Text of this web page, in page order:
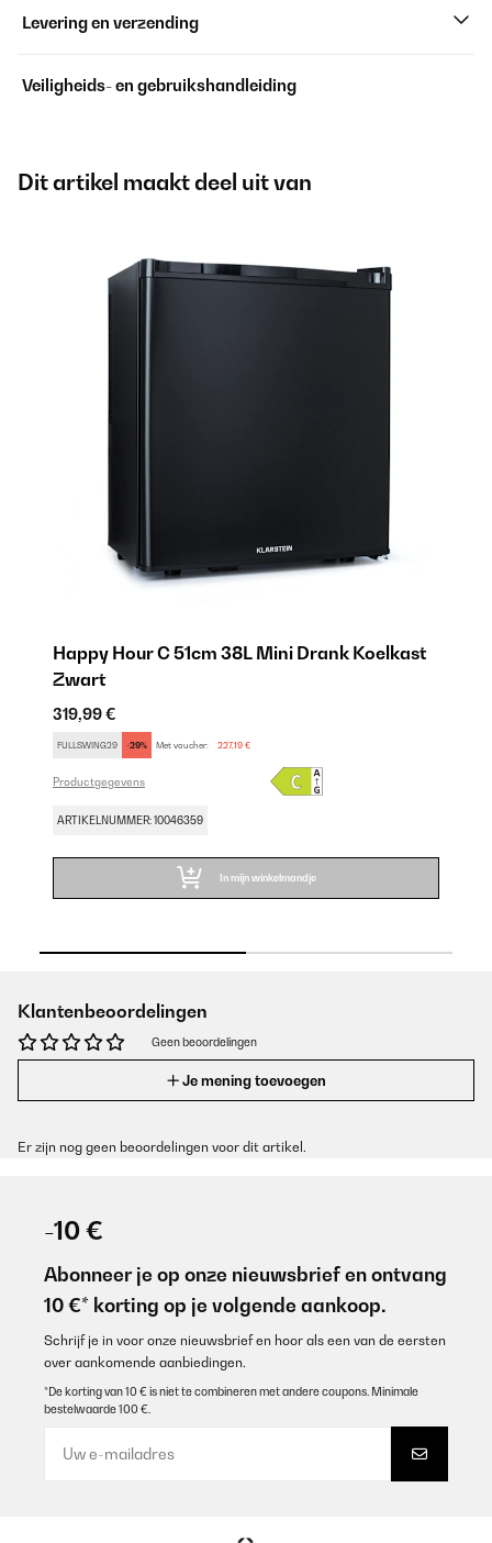
Levering en verzending
Veiligheids- en gebruikshandleiding
Dit artikel maakt deel uit van
Happy Hour C 51cm 38L Mini Drank Koelkast
Zwart
319,99 €
FULLSWING29 -29% Met voucher: 227,19 €
Productgegevens
ARTIKELNUMMER: 10046359
In mijn winkelmandje
Klantenbeoordelingen
Geen beoordelingen
Je mening toevoegen
Er zijn nog geen beoordelingen voor dit artikel.
-10 €
Abonneer je op onze nieuwsbrief en ontvang
10 €* korting op je volgende aankoop.
Schrijf je in voor onze nieuwsbrief en hoor als een van de eersten
over aankomende aanbiedingen.
*De korting van 10 € is niet te combineren met andere coupons. Minimale
bestelwaarde 100 €.